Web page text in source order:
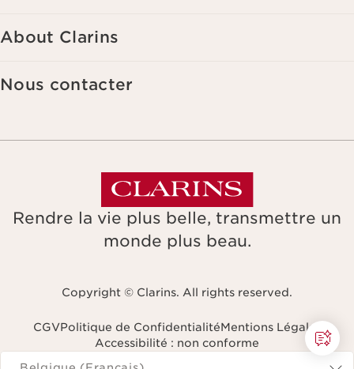
About Clarins
Nous contacter
Rendre la vie plus belle, transmettre un
monde plus beau.
Copyright © Clarins. All rights reserved.
CGVPolitique de ConfidentialitéMentions Légales
Accessibilité : non conforme
Naviguer vers